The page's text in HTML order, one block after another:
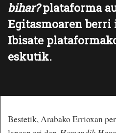
bihar?plataforma
Egitasmoaren berri
Ibisate
eskutik.
Bestetik, Arabako Errioxan